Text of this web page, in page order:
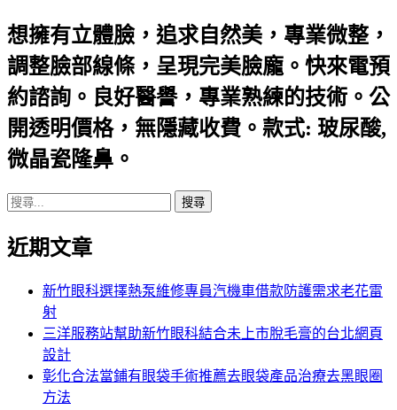
想擁有立體臉，追求自然美，專業微整，
調整臉部線條，呈現完美臉龐。快來電預
約諮詢。良好醫譽，專業熟練的技術。公
開透明價格，無隱藏收費。款式: 玻尿酸,
微晶瓷隆鼻。
搜
關
近期文章
新竹眼科選擇熱泵維修專員汽機車借款防護需求老花雷
射
三洋服務站幫助新竹眼科結合未上市脫毛膏的台北網頁
設計
彰化合法當鋪有眼袋手術推薦去眼袋產品治療去黑眼圈
方法